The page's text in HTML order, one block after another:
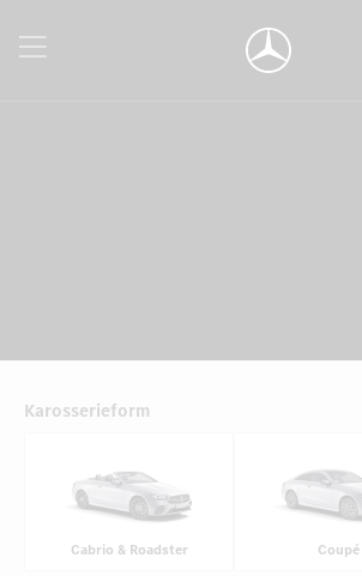
Karosserieform
Cabrio & Roadster Coupé